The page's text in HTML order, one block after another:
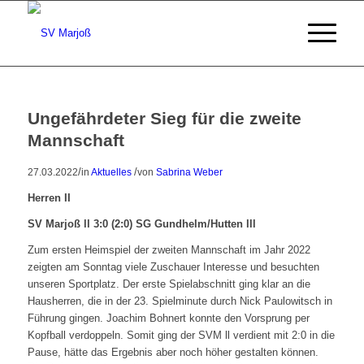
Ungefährdeter Sieg für die zweite
Mannschaft
27.03.2022/in Aktuelles /von Sabrina Weber
Herren II
SV Marjoß ll 3:0 (2:0) SG Gundhelm/Hutten lll
Zum ersten Heimspiel der zweiten Mannschaft im Jahr 2022
zeigten am Sonntag viele Zuschauer Interesse und besuchten
unseren Sportplatz. Der erste Spielabschnitt ging klar an die
Hausherren, die in der 23. Spielminute durch Nick Paulowitsch in
Führung gingen. Joachim Bohnert konnte den Vorsprung per
Kopfball verdoppeln. Somit ging der SVM ll verdient mit 2:0 in die
Pause, hätte das Ergebnis aber noch höher gestalten können.